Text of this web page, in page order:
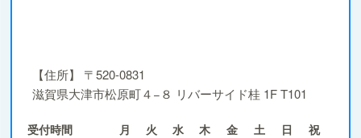
【住所】
〒520-0831
滋賀県大津市松原町４−８ リバーサイド桂 1F T101
受付時間 月 火 水 木 金 土 日
祝